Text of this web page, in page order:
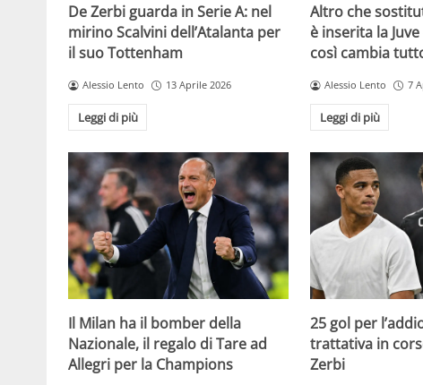
De Zerbi guarda in Serie A: nel
mirino Scalvini dell’Atalanta per
il suo Tottenham
Alessio Lento 13 Aprile 2026
Leggi di più
Altro che
è inserita la
così cambia
Alessio Lento 7
Leggi di più
Il Milan ha il bomber della
Nazionale, il regalo di Tare ad
Allegri per la Champions
25 gol per
trattativa in
Zerbi